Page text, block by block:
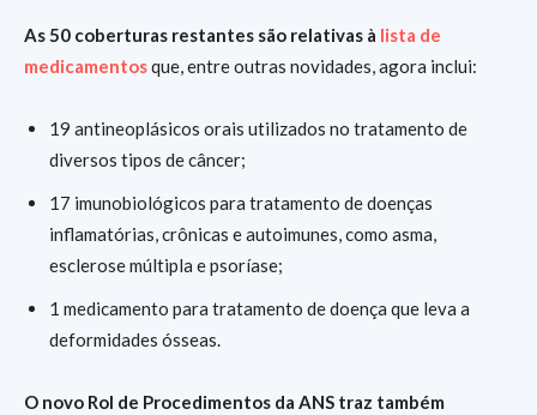
As 50 coberturas restantes são relativas à lista de
medicamentosque, entre outras novidades, agora inclui:
19 antineoplásicos orais utilizados no tratamento de
diversos tipos de câncer;
17 imunobiológicos para tratamento de doenças
inflamatórias, crônicas e autoimunes, como asma,
esclerose múltipla e psoríase;
1 medicamento para tratamento de doença que leva a
deformidades ósseas.
O novo Rol de Procedimentos da ANS traz também